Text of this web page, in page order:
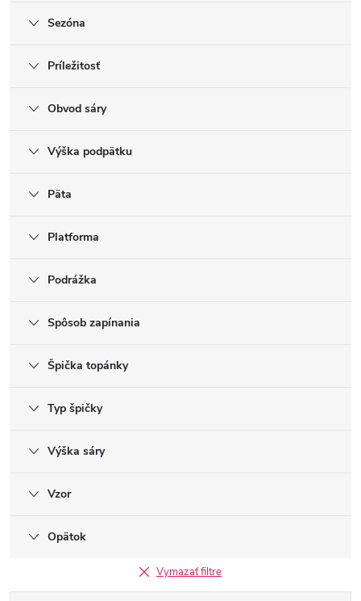
Sezóna
Príležitosť
Obvod sáry
Výška podpätku
Päta
Platforma
Podrážka
Spôsob zapínania
Špička topánky
Typ špičky
Výška sáry
Vzor
Opätok
Vymazať filtre